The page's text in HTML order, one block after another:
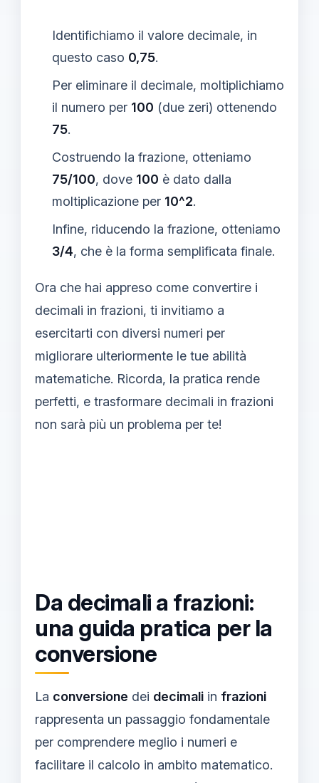
Identifichiamo il valore decimale, in
questo caso 0,75.
Per eliminare il decimale, moltiplichiamo
il numero per 100 (due zeri) ottenendo
75.
Costruendo la frazione, otteniamo
75/100, dove 100 è dato dalla
moltiplicazione per 10^2.
Infine, riducendo la frazione, otteniamo
3/4, che è la forma semplificata finale.
Ora che hai appreso come convertire i
decimali in frazioni, ti invitiamo a
esercitarti con diversi numeri per
migliorare ulteriormente le tue abilità
matematiche. Ricorda, la pratica rende
perfetti, e trasformare decimali in frazioni
non sarà più un problema per te!
Da decimali a frazioni:
una guida pratica per la
conversione
La conversione dei decimali in frazioni
rappresenta un passaggio fondamentale
per comprendere meglio i numeri e
facilitare il calcolo in ambito matematico.